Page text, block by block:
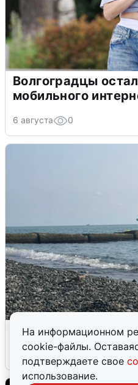
На информационном
cookie-файлы.
подтверждаете свое
использование.
Волгоградцы
мобильного
6 августа 0
Сирены в Сочи:
6 августа